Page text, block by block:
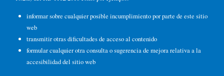
informar sobre cualquier posible incumplimiento por parte de este sitio
web
transmitir otras dificultades de acceso al contenido
formular cualquier otra consulta o sugerencia de mejora relativa a la
accesibilidad del sitio web